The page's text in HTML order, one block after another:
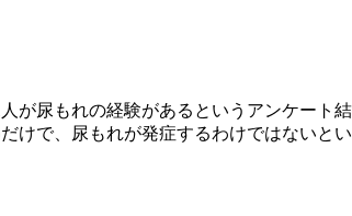
が尿もれの経験があるというアンケート結
けで、尿もれが発症するわけではないとい